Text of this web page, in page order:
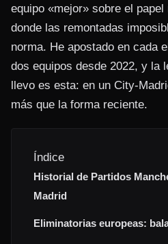
equipo «mejor» sobre el
donde las remontadas
norma. He apostado en cada
dos equipos desde 2022, y la
llevo es esta: en un City-
más que la forma reciente.
Índice
Historial de Partidos
Madrid
Eliminatorias europeas: